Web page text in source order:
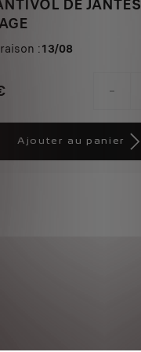
DE JANTES
:13/08
-
Ajouter au panier